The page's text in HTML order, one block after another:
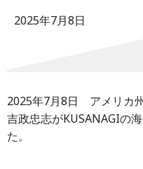
2025年7月8日
2025年7月8日 アメリカ
吉政忠志がKUSANAGIの
た。